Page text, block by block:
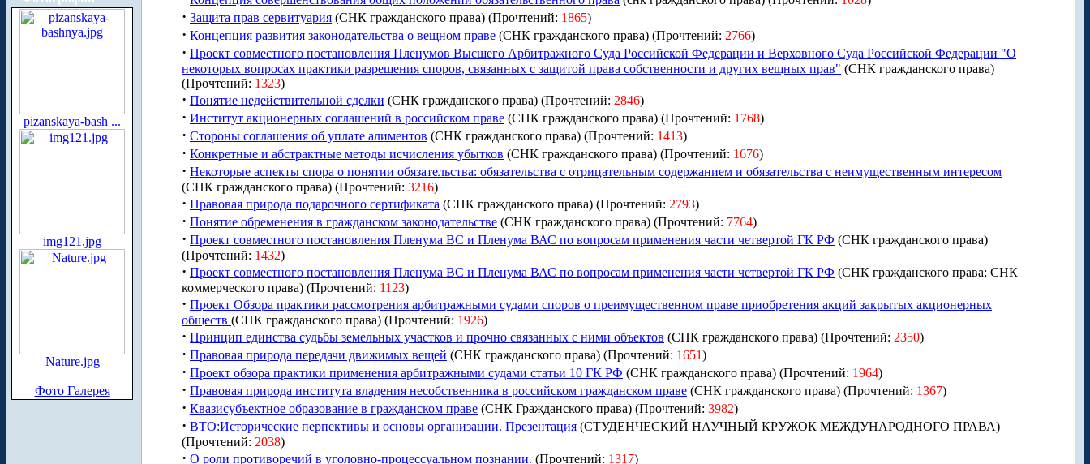
pizanskaya-bash ...
img121.jpg
Nature.jpg
Фото Галерея
· Защита прав сервитуария (СНК гражданского права) (Прочтений: 1865)
· Концепция развития законодательства о вещном праве (СНК гражданского права) (Прочтений: 2766)
· Проект совместного постановления Пленумов Высшего Арбитражного Суда Российской Федерации и Верховного Суда Российской Федерации "О
некоторых вопросах практики разрешения споров, связанных с защитой права собственности и других вещных прав" (СНК гражданского права)
(Прочтений: 1323)
· Понятие недействительной сделки (СНК гражданского права) (Прочтений: 2846)
· Институт акционерных соглашений в российском праве (СНК гражданского права) (Прочтений: 1768)
· Стороны соглашения об уплате алиментов (СНК гражданского права) (Прочтений: 1413)
· Конкретные и абстрактные методы исчисления убытков (СНК гражданского права) (Прочтений: 1676)
· Некоторые аспекты спора о понятии обязательства: обязательства с отрицательным содержанием и обязательства с неимущественным интересом
(СНК гражданского права) (Прочтений: 3216)
· Правовая природа подарочного сертификата (СНК гражданского права) (Прочтений: 2793)
· Понятие обременения в гражданском законодательстве (СНК гражданского права) (Прочтений: 7764)
· Проект совместного постановления Пленума ВС и Пленума ВАС по вопросам применения части четвертой ГК РФ (СНК гражданского права)
(Прочтений: 1432)
· Проект совместного постановления Пленума ВС и Пленума ВАС по вопросам применения части четвертой ГК РФ (СНК гражданского права; СНК
коммерческого права) (Прочтений: 1123)
· Проект Обзора практики рассмотрения арбитражными судами споров о преимущественном праве приобретения акций закрытых акционерных
обществ (СНК гражданского права) (Прочтений: 1926)
· Принцип единства судьбы земельных участков и прочно связанных с ними объектов (СНК гражданского права) (Прочтений: 2350)
· Правовая природа передачи движимых вещей (СНК гражданского права) (Прочтений: 1651)
· Проект обзора практики применения арбитражными судами статьи 10 ГК РФ (СНК гражданского права) (Прочтений: 1964)
· Правовая природа института владения несобственника в российском гражданском праве (СНК гражданского права) (Прочтений: 1367)
· Квазисубъектное образование в гражданском праве (CНК Гражданского права) (Прочтений: 3982)
· ВТО:Исторические перпективы и основы организации. Презентация (СТУДЕНЧЕСКИЙ НАУЧНЫЙ КРУЖОК МЕЖДУНАРОДНОГО ПРАВА)
(Прочтений: 2038)
· О роли противоречий в уголовно-процессуальном познании. (Прочтений: 1317)